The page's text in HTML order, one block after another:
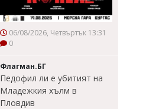
06/08/2026, Четвъртък 13:31
0
Флагман.БГ
Педофил ли е убитият на
Младежкия хълм в
Пловдив